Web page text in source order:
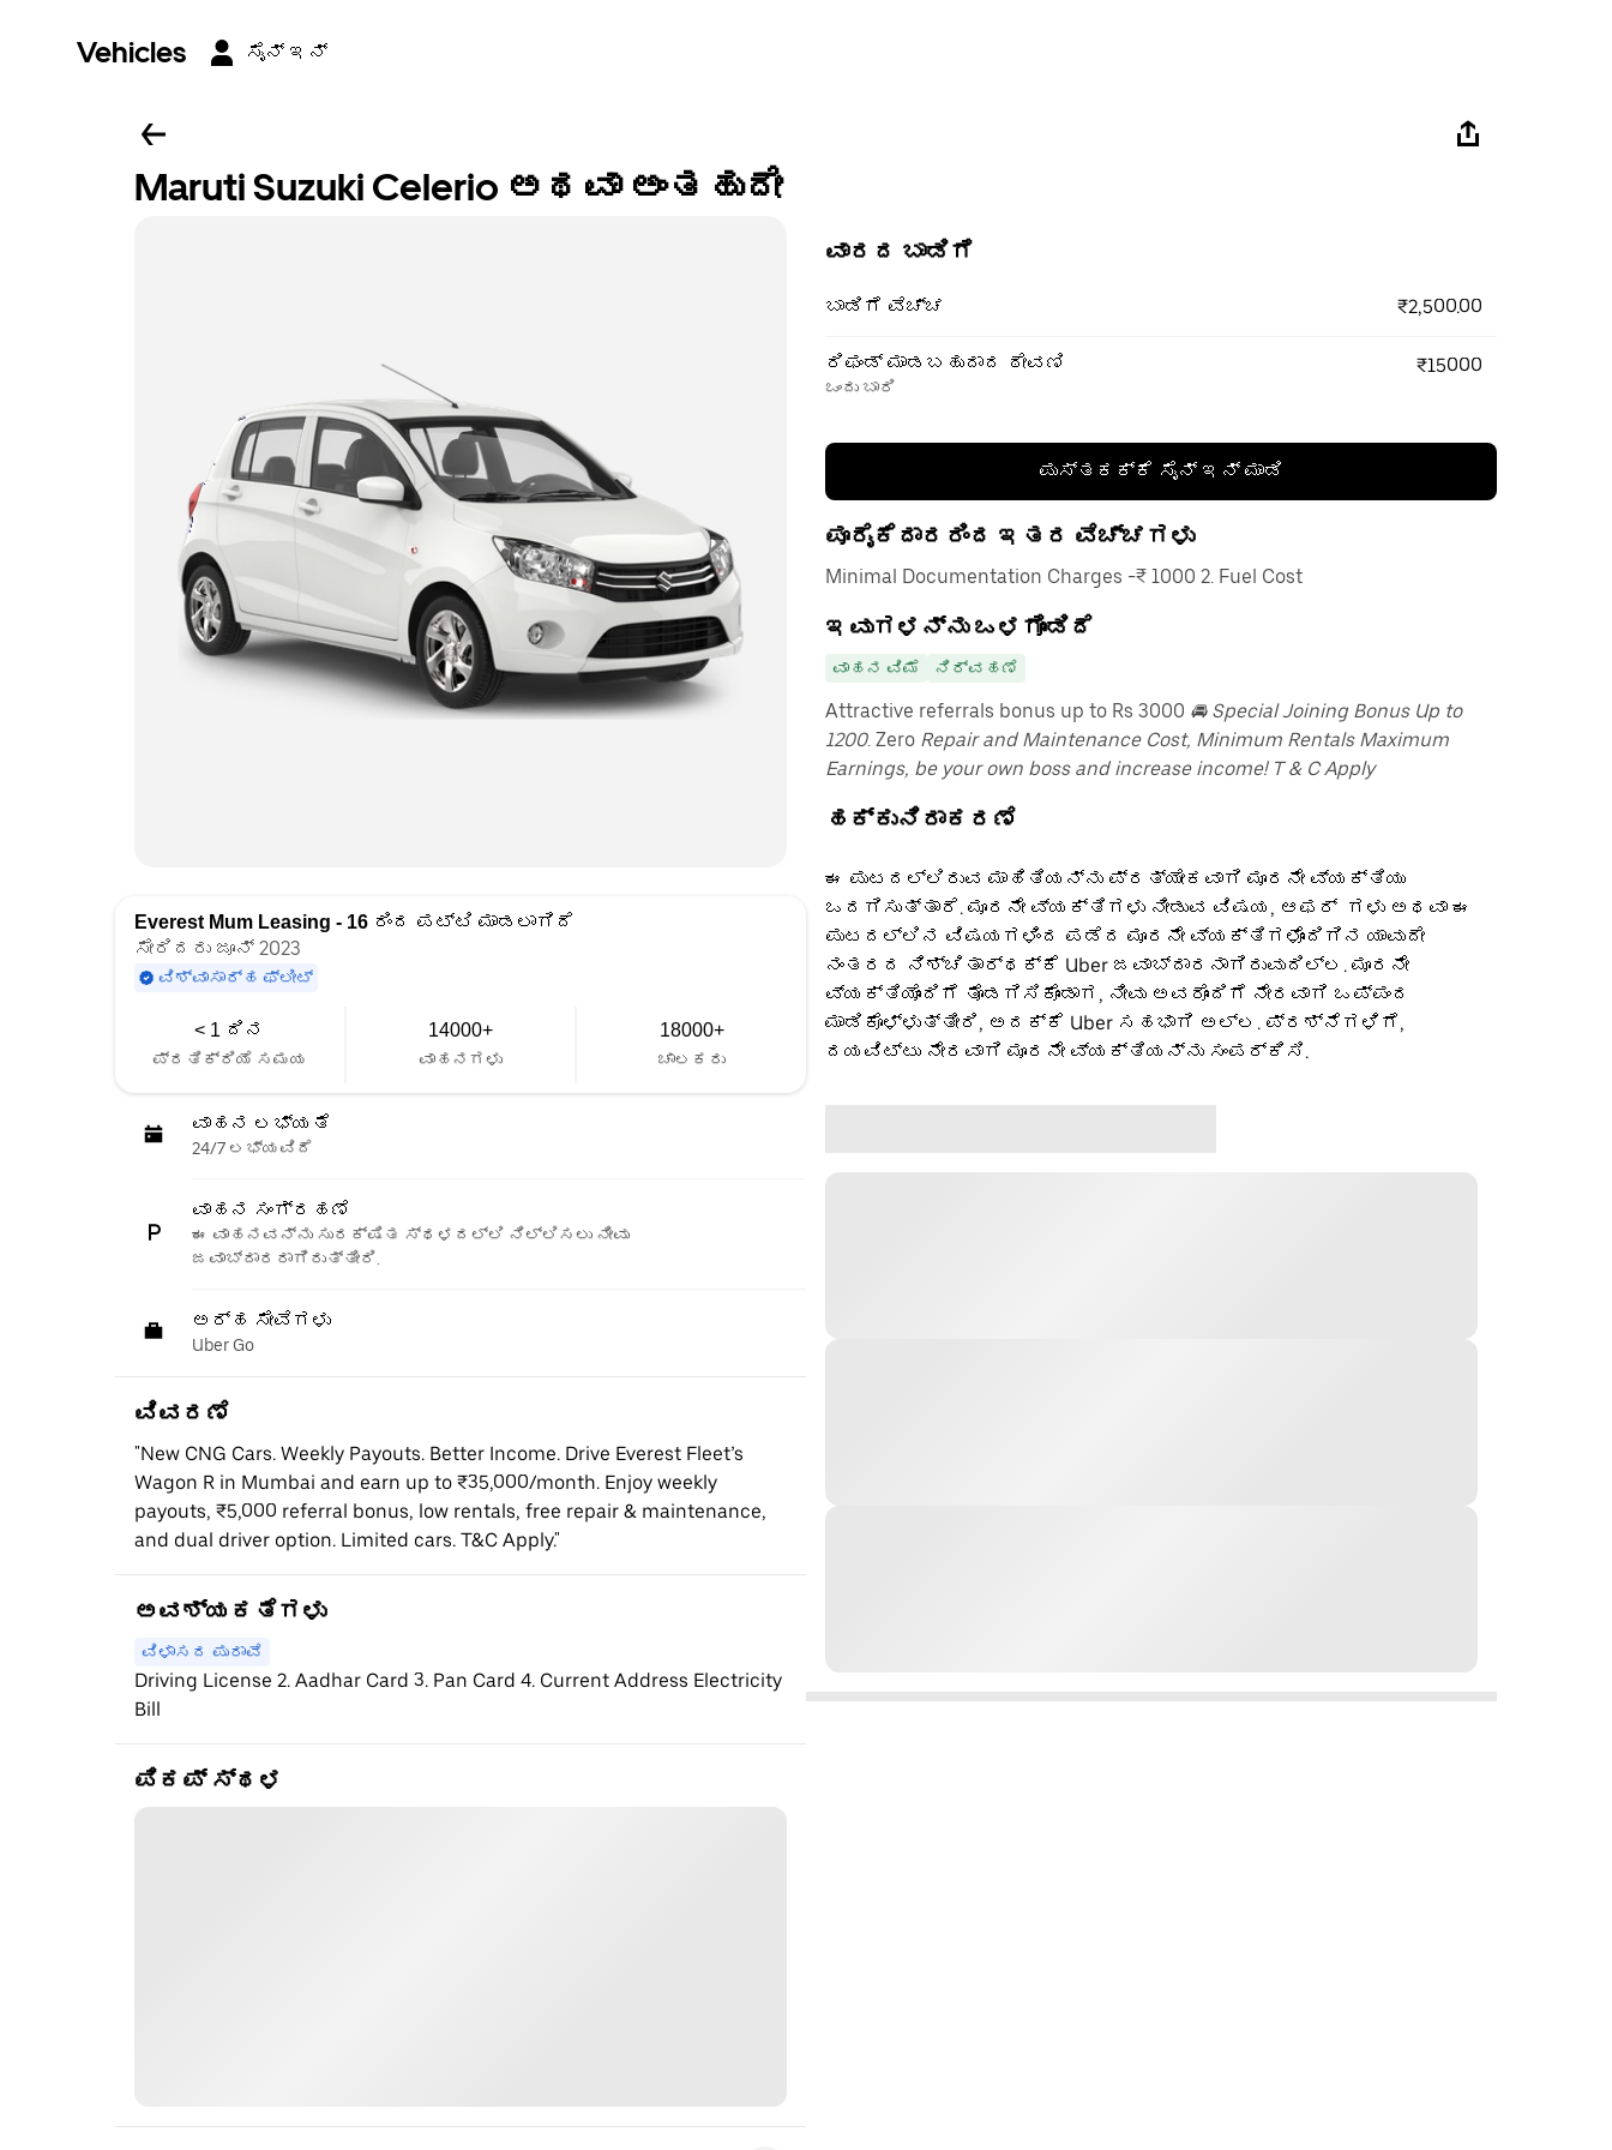
Vehicles ಸೈನ್ ಇನ್
Maruti Suzuki Celerio ಅಥವಾ ಅಂತಹುದೇ
Everest Mum Leasing - 16 ರಿಂದ ಪಟ್ಟಿ ಮಾಡಲಾಗಿದೆ
ಸೇರಿದರು ಜೂನ್ 2023
ವಿಶ್ವಾಸಾರ್ಹ ಫ್ಲೀಟ್
< 1 ದಿನ
ಪ್ರತಿಕ್ರಿಯೆ ಸಮಯ
14000+
ವಾಹನಗಳು
18000+
ಚಾಲಕರು
ವಾಹನ ಲಭ್ಯತೆ
24/7 ಲಭ್ಯವಿದೆ
ವಾಹನ ಸಂಗ್ರಹಣೆ
ಈ ವಾಹನವನ್ನು ಸುರಕ್ಷಿತ ಸ್ಥಳದಲ್ಲಿ ನಿಲ್ಲಿಸಲು ನೀವು
ಜವಾಬ್ದಾರರಾಗಿರುತ್ತೀರಿ.
ಅರ್ಹ ಸೇವೆಗಳು
Uber Go
ವಿವರಣೆ
"New CNG Cars. Weekly Payouts. Better Income. Drive Everest Fleet’s
Wagon R in Mumbai and earn up to ₹35,000/month. Enjoy weekly
payouts, ₹5,000 referral bonus, low rentals, free repair & maintenance,
and dual driver option. Limited cars. T&C Apply."
ಅವಶ್ಯಕತೆಗಳು
ವಿಳಾಸದ ಪುರಾವೆ
Driving License 2. Aadhar Card 3. Pan Card 4. Current Address Electricity
Bill
ಪಿಕಪ್ ಸ್ಥಳ
ವಾರದ ಬಾಡಿಗೆ
ಬಾಡಿಗೆ ವೆಚ್ಚ ₹2,500.00
ರಿಫಂಡ್ ಮಾಡಬಹುದಾದ ಠೇವಣಿ
ಒಂದು ಬಾರಿ
₹15000
ಪುಸ್ತಕಕ್ಕೆ ಸೈನ್ ಇನ್ ಮಾಡಿ
ಪೂರೈಕೆದಾರರಿಂದ ಇತರ ವೆಚ್ಚಗಳು
Minimal Documentation Charges -₹ 1000 2. Fuel Cost
ಇವುಗಳನ್ನು ಒಳಗೊಂಡಿದೆ
ವಾಹನ ವಿಮೆ ನಿರ್ವಹಣೆ
Attractive referrals bonus up to Rs 3000 🚘 Special Joining Bonus Up to
1200. Zero Repair and Maintenance Cost, Minimum Rentals Maximum
Earnings, be your own boss and increase income! T & C Apply
ಹಕ್ಕುನಿರಾಕರಣೆ
ಈ ಪುಟದಲ್ಲಿರುವ ಮಾಹಿತಿಯನ್ನು ಪ್ರತ್ಯೇಕವಾಗಿ ಮೂರನೇ ವ್ಯಕ್ತಿಯು
ಒದಗಿಸುತ್ತಾರೆ. ಮೂರನೇ ವ್ಯಕ್ತಿಗಳು ನೀಡುವ ವಿಷಯ, ಆಫರ್ ‌ ಗಳು ಅಥವಾ ಈ
ಪುಟದಲ್ಲಿನ ವಿಷಯಗಳಿಂದ ಪಡೆದ ಮೂರನೇ ವ್ಯಕ್ತಿಗಳೊಂದಿಗಿನ ಯಾವುದೇ
ನಂತರದ ನಿಶ್ಚಿತಾರ್ಥಕ್ಕೆ Uber ಜವಾಬ್ದಾರನಾಗಿರುವುದಿಲ್ಲ. ಮೂರನೇ
ವ್ಯಕ್ತಿಯೊಂದಿಗೆ ತೊಡಗಿಸಿಕೊಂಡಾಗ, ನೀವು ಅವರೊಂದಿಗೆ ನೇರವಾಗಿ ಒಪ್ಪಂದ
ಮಾಡಿಕೊಳ್ಳುತ್ತೀರಿ, ಅದಕ್ಕೆ Uber ಸಹಭಾಗಿ ಅಲ್ಲ. ಪ್ರಶ್ನೆಗಳಿಗೆ,
ದಯವಿಟ್ಟು ನೇರವಾಗಿ ಮೂರನೇ ವ್ಯಕ್ತಿಯನ್ನು ಸಂಪರ್ಕಿಸಿ.